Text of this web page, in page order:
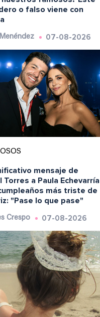
o falso viene con
07-08-2026
mensaje de
Torres a Paula Echevarría
más triste de
"Pase lo que pase"
Crespo 07-08-2026